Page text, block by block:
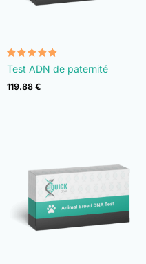
Note
4.74
sur 5
Test ADN de paternité
119.88 €